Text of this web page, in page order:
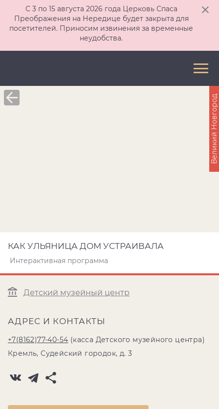
С 3 по 15 августа 2026 года Церковь Спаса
Преображения на Нередице будет закрыта для
посетителей. Приносим извинения за временные
неудобства.
КАК УЛЬЯНИЦА ДОМ УСТРАИВАЛА
Интерактивная программа
Детский музейный центр
АДРЕС И КОНТАКТЫ
+7(8162)77-40-54 (касса Детского музейного центра)
Кремль, Судейский городок, д. 3
Великий Новгород